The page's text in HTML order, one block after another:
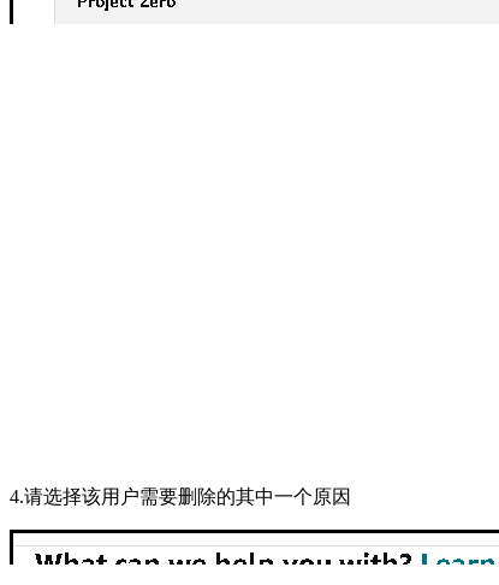
4.请选择该用户需要删除的其中一个原因